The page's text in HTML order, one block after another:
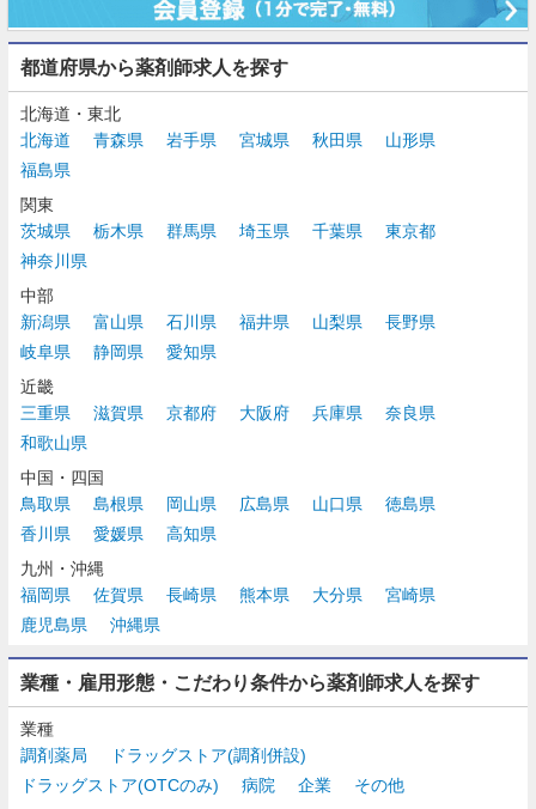
都道府県から薬剤師求人を探す
北海道・東北
北海道
青森県 岩手県 宮城県 秋田県
山形県
福島県
関東
茨城県
栃木県 群馬県 埼玉県 千葉県
東京都
神奈川県
中部
新潟県
富山県 石川県 福井県 山梨県
長野県
岐阜県
静岡県
愛知県
近畿
三重県
滋賀県 京都府 大阪府 兵庫県
奈良県
和歌山県
中国・四国
鳥取県
島根県 岡山県 広島県 山口県
徳島県
香川県
愛媛県
高知県
九州・沖縄
福岡県
佐賀県 長崎県 熊本県 大分県
宮崎県
鹿児島県
沖縄県
業種・雇用形態・こだわり条件から薬剤師求人を探す
業種
調剤薬局
ドラッグストア(調剤併設)
ドラッグストア(OTCのみ)
病院 企業 その他